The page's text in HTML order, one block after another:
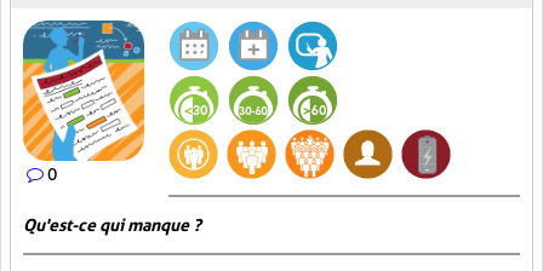
0
Qu'est-ce qui manque ?